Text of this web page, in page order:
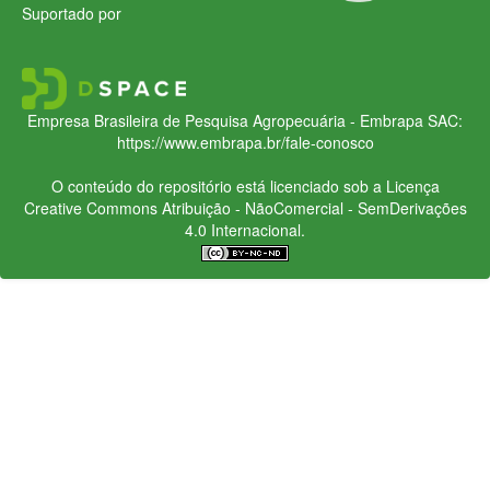
Suportado por
Empresa Brasileira de Pesquisa Agropecuária - Embrapa SAC:
https://www.embrapa.br/fale-conosco
O conteúdo do repositório está licenciado sob a Licença
Creative CommonsAtribuição - NãoComercial - SemDerivações
4.0 Internacional.